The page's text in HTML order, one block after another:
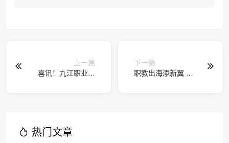
上一篇
喜讯！九江职业大
下一篇
职教出海添新翼 文
热门文章